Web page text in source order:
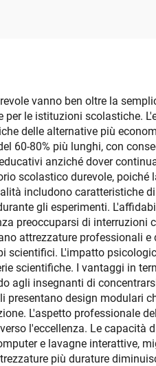
vanno ben oltre la
le istituzioni scolastiche.
delle alternative più
60-80% più lunghi, con
anziché dover
scolastico durevole,
includono caratteristiche
gli esperimenti.
preoccuparsi di
attrezzature professionali
scientifici. L'impatto
scientifiche. I vantaggi in
agli insegnanti di
design modulari
L'aspetto professionale
l'eccellenza. Le
e lavagne interattive,
più durature